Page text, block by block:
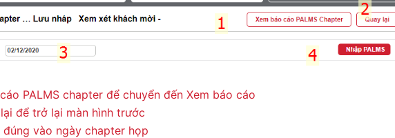
PALMS chapter để chuyển đến Xem báo cáo
để trở lại màn hình trước
đúng vào ngày chapter họp